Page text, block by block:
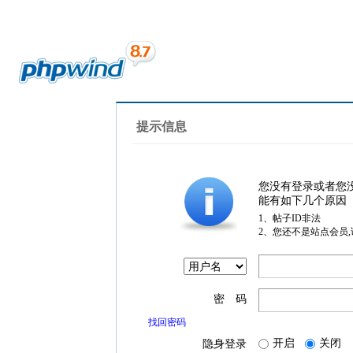
提示信息
您没有登录或者您
能有如下几个原因
1、帖子ID非法
2、您还不是站点会员
密 码
找回密码
隐身登录 开启 关闭